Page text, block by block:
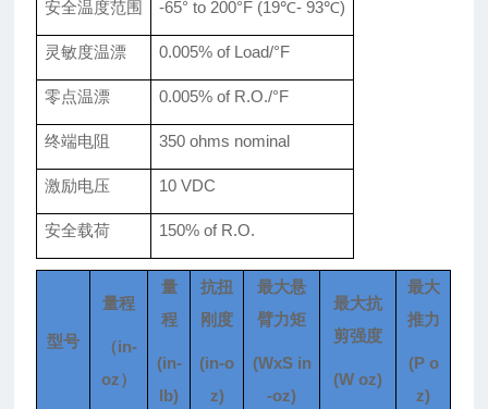
安全温度范围 -65° to 200°F (19℃- 93℃)
灵敏度温漂 0.005% of Load/°F
零点温漂 0.005% of R.O./°F
终端电阻 350 ohms nominal
激励电压 10 VDC
安全载荷 150% of R.O.
型号
量程
（in-
oz）
量
程
(in-
lb)
抗扭
刚度
(in-o
z)
最大悬
臂力矩
(WxS in
-oz)
最大抗
剪强度
(W oz)
最大
推力
(P o
z)